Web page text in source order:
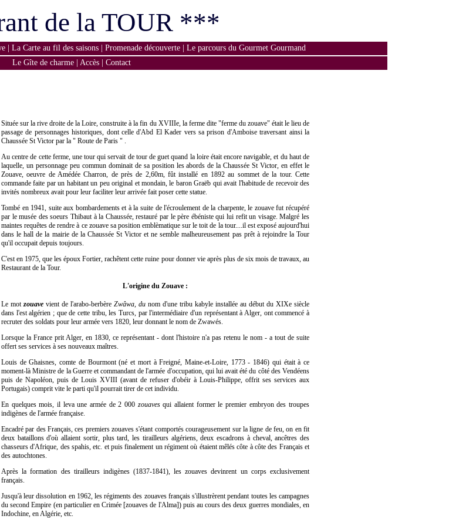
de la TOUR ***
La Carte au fil des saisons Promenade découverte
Le parcours du Gourmet Gourmand
Le Gîte de charme
Accès Contact
Située sur la rive droite de la Loire, construite à la fin du XVIIIe, la ferme dite "ferme du zouave" était le lieu de
passage de personnages historiques, dont celle d'Abd El Kader vers sa prison d'Amboise traversant ainsi la
Chaussée St Victor par la " Route de Paris " .
Au centre de cette ferme, une tour qui servait de tour de guet quand la loire était encore navigable, et du haut de
laquelle, un personnage peu commun dominait de sa position les abords de la Chaussée St Victor, en effet le
Zouave, oeuvre de Amédée Charron, de près de 2,60m, fût installé en 1892 au sommet de la tour. Cette
commande faite par un habitant un peu original et mondain, le baron Graëb qui avait l'habitude de recevoir des
invités nombreux avait pour leur faciliter leur arrivée fait poser cette statue.
Tombé en 1941, suite aux bombardements et à la suite de l'écroulement de la charpente, le zouave fut récupéré
par le musée des soeurs Thibaut à la Chaussée, restauré par le père ébéniste qui lui refit un visage. Malgré les
maintes requêtes de rendre à ce zouave sa position emblèmatique sur le toit de la tour....il est exposé aujourd'hui
dans le hall de la mairie de la Chaussée St Victor et ne semble malheureusement pas prêt à rejoindre la Tour
qu'il occupait depuis toujours.
C'est en 1975, que les époux Fortier, rachêtent cette ruine pour donner vie après plus de six mois de travaux, au
Restaurant de la Tour.
L'origine du Zouave :
Le motzouave vient de l'arabo-berbère Zwâwa, du nom d'une tribu kabyle installée au début du XIXe siècle
dans l'est algérien ; que de cette tribu, les Turcs, par l'intermédiaire d'un représentant à Alger, ont commencé à
recruter des soldats pour leur armée vers 1820, leur donnant le nom de Zwawés.
Lorsque la France prit Alger, en 1830, ce représentant - dont l'histoire n'a pas retenu le nom - a tout de suite
offert ses services à ses nouveaux maîtres.
Louis de Ghaisnes, comte de Bourmont (né et mort à Freigné, Maine-et-Loire, 1773 - 1846) qui était à ce
moment-là Ministre de la Guerre et commandant de l'armée d'occupation, qui lui avait été du côté des Vendéens
puis de Napoléon, puis de Louis XVIII (avant de refuser d'obéir à Louis-Philippe, offrit ses services aux
Portugais) comprit vite le parti qu'il pourrait tirer de cet individu.
En quelques mois, il leva une armée de 2 000 zouavesqui allaient former le premier embryon des troupes
indigènes de l'armée française.
Encadré par des Français, ces premiers zouaves s'étant comportés courageusement sur la ligne de feu, on en fit
deux bataillons d'où allaient sortir, plus tard, les tirailleurs algériens, deux escadrons à cheval, ancêtres des
chasseurs d'Afrique, des spahis, etc. et puis finalement un régiment où étaient mêlés côte à côte des Français et
des autochtones.
Après la formation des tirailleurs indigènes (1837-1841), les zouaves devinrent un corps exclusivement
français.
Jusqu'à leur dissolution en 1962, les régiments des zouaves français s'illustrèrent pendant toutes les campagnes
du second Empire (en particulier en Crimée [zouaves de l'Alma]) puis au cours des deux guerres mondiales, en
Indochine, en Algérie, etc.